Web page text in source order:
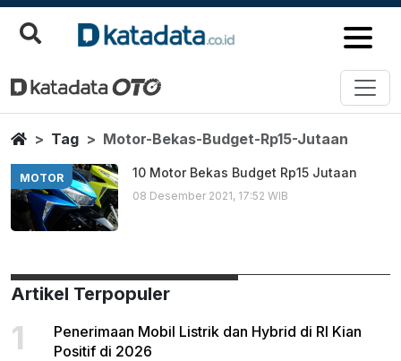
Motor Bekas Budget Rp15
Berita Terbaru
HomeTag Motor-Bekas-Budget-Rp15-Jutaan
MOTOR 10 Motor Bekas Budget Rp15 Jutaan
08 Desember 2021, 17:52 WIB
Artikel Terpopuler
1
Penerimaan Mobil Listrik dan Hybrid di RI Kian
Positif di 2026